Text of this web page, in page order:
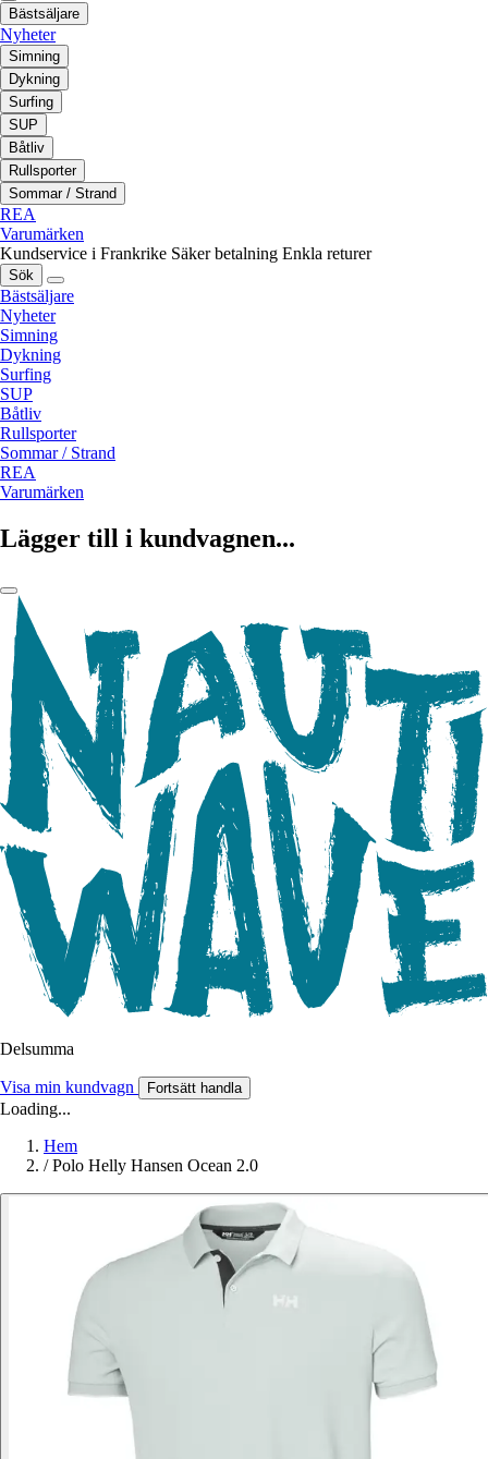
Bästsäljare
Nyheter
Simning
Dykning
Surfing
SUP
Båtliv
Rullsporter
Sommar / Strand
REA
Varumärken
Kundservice i Frankrike Säker betalning Enkla returer
Sök
Bästsäljare
Nyheter
Simning
Dykning
Surfing
SUP
Båtliv
Rullsporter
Sommar / Strand
REA
Varumärken
Lägger till i kundvagnen...
Delsumma
Visa min kundvagn Fortsätt handla
Loading...
Hem
/ Polo Helly Hansen Ocean 2.0